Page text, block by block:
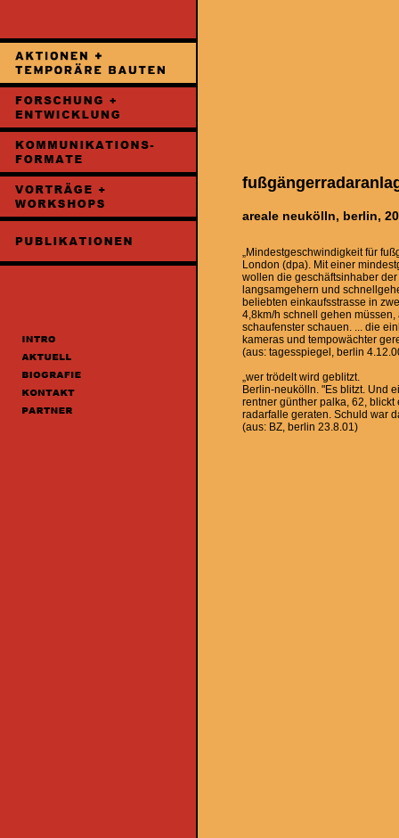
areale neukölln, berlin,
„Mindestgeschwindigkeit für
London (dpa). Mit einer
wollen die geschäftsinhaber
langsamgehern und
beliebten einkaufsstrasse in
4,8km/h schnell gehen
schaufenster schauen. ... die
kameras und tempowächter
(aus: tagesspiegel, berlin
„wer trödelt wird geblitzt.
Berlin-neukölln. "Es blitzt. Und
rentner günther palka, 62,
radarfalle geraten. Schuld war
(aus: BZ, berlin 23.8.01)